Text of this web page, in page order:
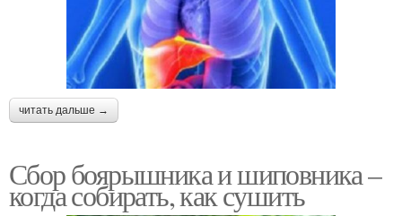
читать дальше →
Сбор боярышника и шиповника –
когда собирать, как сушить